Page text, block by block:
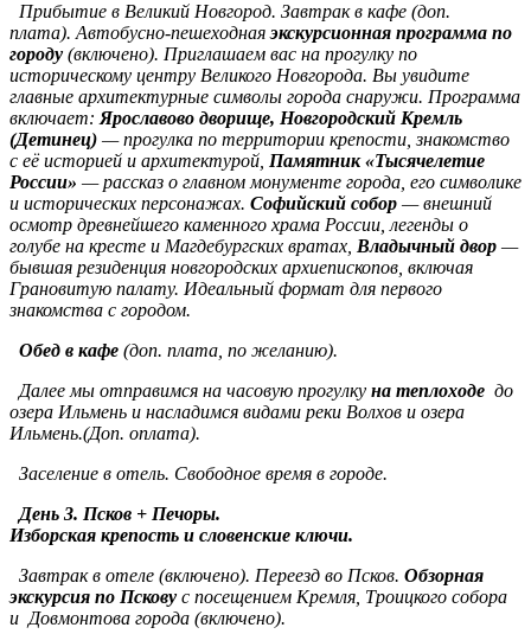
Прибытие в Великий Новгород. Завтрак в кафе (доп.
плата).Автобусно-пешеходнаяэкскурсионная программа по
городу (включено). Приглашаем вас на прогулку по
историческому центру Великого Новгорода. Вы увидите
главные архитектурные символы города снаружи. Программа
включает:Ярославово дворище, Новгородский Кремль
(Детинец) — прогулка по территории крепости, знакомство
с её историей и архитектурой, Памятник «Тысячелетие
России» — рассказ о главном монументе города, его символике
и исторических персонажах. Софийский собор — внешний
осмотр древнейшего каменного храма России, легенды о
голубе на кресте и Магдебургских вратах, Владычный двор —
бывшая резиденция новгородских архиепископов, включая
Грановитую палату. Идеальный формат для первого
знакомства с городом.
Обед в кафе (доп. плата, по желанию).
Далее мы отправимся на часовую прогулку на теплоходе до
озера Ильмень и насладимся видами реки Волхов и озера
Ильмень.(Доп. оплата).
Заселение в отель. Свободное время в городе.
День 3. Псков + Печоры.
Изборская крепость и словенские ключи.
Завтрак в отеле (включено). Переезд во Псков. Обзорная
экскурсия по Пскову с посещением Кремля, Троицкого собора
и Довмонтова города (включено).